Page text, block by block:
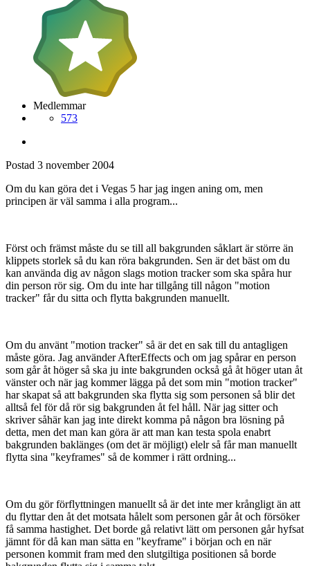
Medlemmar
573
Postad 3 november 2004
Om du kan göra det i Vegas 5 har jag ingen aning om, men
principen är väl samma i alla program...
Först och främst måste du se till all bakgrunden såklart är större än
klippets storlek så du kan röra bakgrunden. Sen är det bäst om du
kan använda dig av någon slags motion tracker som ska spåra hur
din person rör sig. Om du inte har tillgång till någon "motion
tracker" får du sitta och flytta bakgrunden manuellt.
Om du använt "motion tracker" så är det en sak till du antagligen
måste göra. Jag använder AfterEffects och om jag spårar en person
som går åt höger så ska ju inte bakgrunden också gå åt höger utan åt
vänster och när jag kommer lägga på det som min "motion tracker"
har skapat så att bakgrunden ska flytta sig som personen så blir det
alltså fel för då rör sig bakgrunden åt fel håll. När jag sitter och
skriver såhär kan jag inte direkt komma på någon bra lösning på
detta, men det man kan göra är att man kan testa spola enabrt
bakgrunden baklänges (om det är möjligt) elelr så får man manuellt
flytta sina "keyframes" så de kommer i rätt ordning...
Om du gör förflyttningen manuellt så är det inte mer krångligt än att
du flyttar den åt det motsata hålelt som personen går åt och försöker
få samma hastighet. Det borde gå relativt lätt om personen går hyfsat
jämnt för då kan man sätta en "keyframe" i början och en när
personen kommit fram med den slutgiltiga positionen så borde